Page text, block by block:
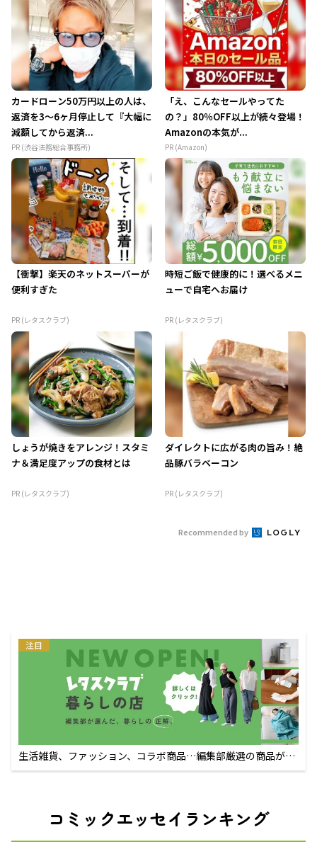
カードローン50万円以上の人は、
返済を3～6ヶ月停止して『大幅に
減額してから返済...
PR (渋谷法務総合事務所)
「え、こんなセールやってた
の？」80％OFF以上が続々登場！
Amazonの本気が...
PR (Amazon)
【衝撃】楽天のネットスーパーが
便利すぎた
PR (レタスクラブ)
時短ご飯で健康的に！選べるメニ
ューで自宅へお届け
PR (レタスクラブ)
しょうが焼きをアレンジ！スタミ
ナ＆満足度アップの食材とは
PR (レタスクラブ)
ダイレクトに広がる肉の旨み！絶
品豚バラベーコン
PR (レタスクラブ)
Recommended by
注目
生活雑貨、ファッション、コラボ商品…編集部厳選の商品が買
えるECサイト
コミックエッセイランキング